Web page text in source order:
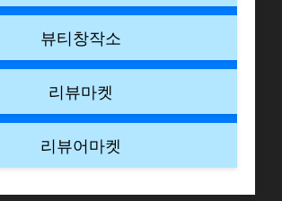
뷰티창작소
리뷰마켓
리뷰어마켓